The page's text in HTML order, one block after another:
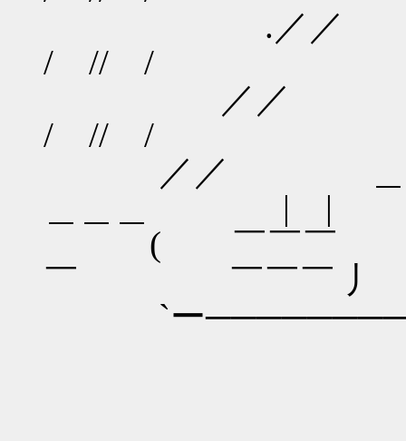
.
/ // /
／
/ // /
／／
＿＿＿ | |
( ￣￣￣
￣ ￣￣￣ 丿
`ー